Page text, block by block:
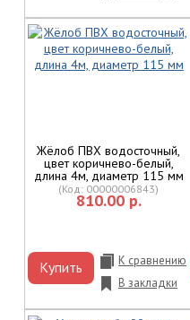
Жёлоб ПВХ водосточный,
цвет коричнево-белый,
длина 4м, диаметр 115 мм
(Код: 00000006843)
810.00 р.
Купить
К сравнению
В закладки